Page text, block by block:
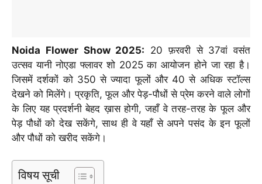
Noida Flower Show 2025: 20 फ़रवरी से 37वां वसंत
उत्सव यानी नोएडा फ्लावर शो 2025 का आयोजन होने जा रहा है।
जिसमें दर्शकों को 350 से ज्यादा फूलों और 40 से अधिक स्टॉल्स
देखने को मिलेंगे। प्रकृति, फूल और पेड़-पौधों से प्रेम करने वाले लोगों
के लिए यह प्रदर्शनी बेहद ख़ास होगी, जहाँ वे तरह-तरह के फूल और
पेड़ पौधों को देख सकेंगे, साथ ही वे यहाँ से अपने पसंद के इन फूलों
और पौधों को खरीद सकेंगे।
विषय सूची